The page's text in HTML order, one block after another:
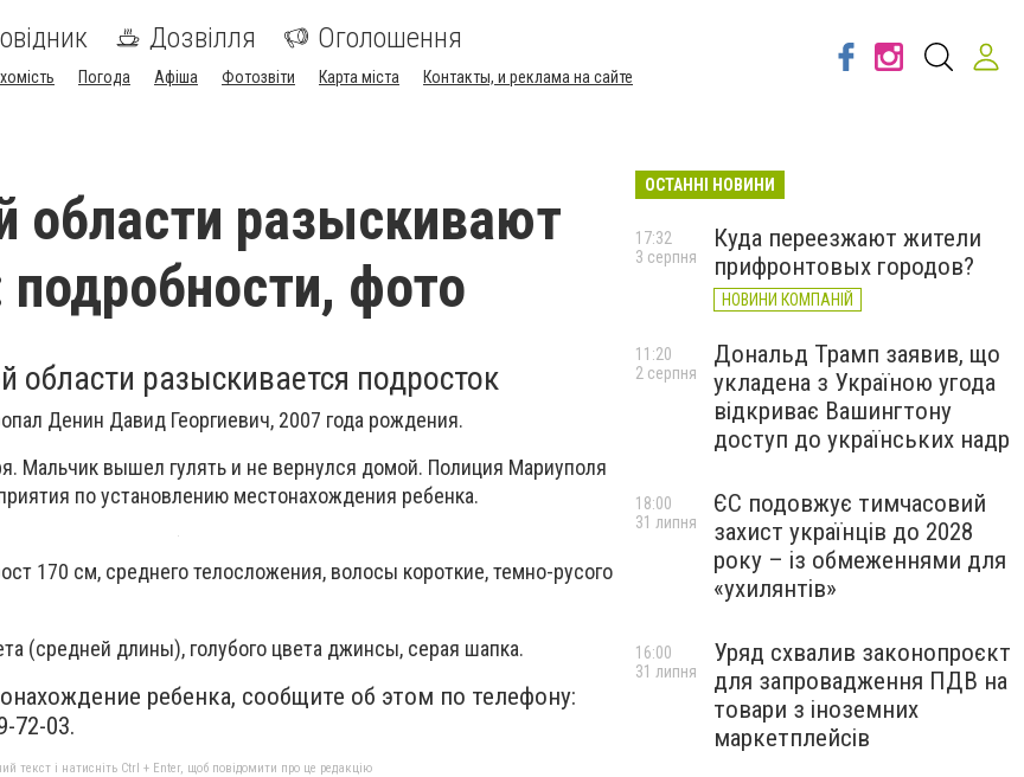
Дозвілля Оголошення
Погода Афіша Фотозвіти Карта міста Контакты, и реклама на сайте
области разыскивают
подробности, фото
области разыскивается подросток
Денин Давид Георгиевич, 2007 года рождения.
Мальчик вышел гулять и не вернулся домой. Полиция Мариуполя
по установлению местонахождения ребенка.
170 см, среднего телосложения, волосы короткие, темно-русого
(средней длины), голубого цвета джинсы, серая шапка.
ребенка, сообщите об этом по телефону:
72-03.
текст і натисніть Ctrl + Enter, щоб повідомити про це редакцію
ОСТАННІ НОВИНИ
Куда переезжают жители
прифронтовых городов?
НОВИНИ КОМПАНІЙ
17:32
3 серпня
Дональд Трамп заявив, що
укладена з Україною угода
відкриває Вашингтону
доступ до українських надр
11:20
2 серпня
ЄС подовжує тимчасовий
захист українців до 2028
року – із обмеженнями для
«ухилянтів»
18:00
31 липня
Уряд схвалив законопроєкт
для запровадження ПДВ на
товари з іноземних
маркетплейсів
16:00
31 липня